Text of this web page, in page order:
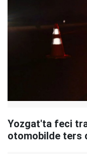
Yozgat'ta feci
otomobilde ters